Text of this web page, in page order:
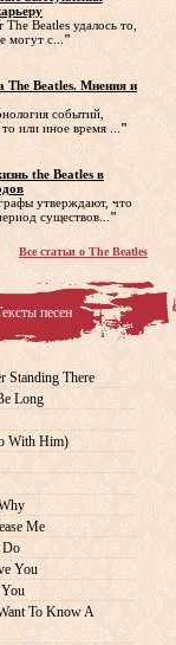
The Beatles удалось то,
могут с... "
The Beatles. Мнения и
событий,
или иное время ... "
the Beatles в
утверждают, что
существов... "
Все статьи о The Beatles
песен
Standing There
Long
With Him)
Me
Do
You
To Know A